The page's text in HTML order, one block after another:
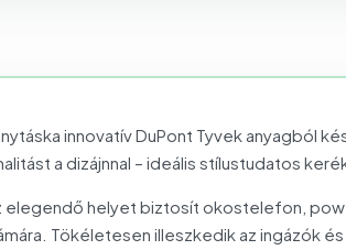
innovatív DuPont Tyvek anyagból
a dizájnnal – ideális stílustudatos
elegendő helyet biztosít okostelefon,
Tökéletesen illeszkedik az ingázók